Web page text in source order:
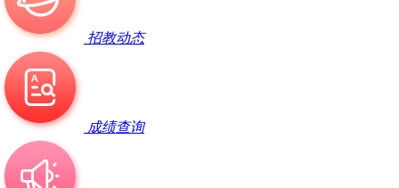
招教动态
成绩查询